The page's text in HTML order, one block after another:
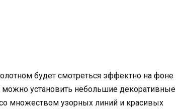
будет смотреться эффектно на фоне
установить небольшие декоративные
множеством узорных линий и красивых